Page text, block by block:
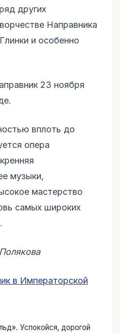
других
Направника
и особенно
23 ноября
вплоть до
опера
музыки,
мастерство
самых широких
в Императорской
Успокойся, дорогой